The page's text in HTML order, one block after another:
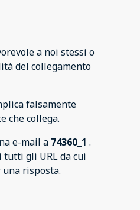
a noi stessi o
del collegamento
falsamente
che collega.
e-mail a 74360_1 .
gli URL da cui
risposta.